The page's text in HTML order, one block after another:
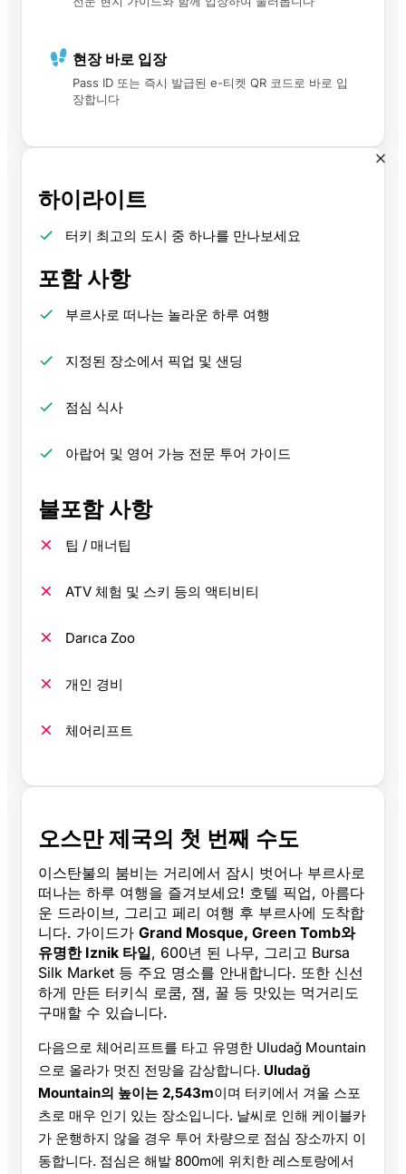
현장 바로 입장
Pass ID 또는 즉시 발급된 e-티켓 QR 코드로 바로 입
장합니다
하이라이트
터키 최고의 도시 중 하나를 만나보세요
포함 사항
부르사로 떠나는 놀라운 하루 여행
지정된 장소에서 픽업 및 샌딩
점심 식사
아랍어 및 영어 가능 전문 투어 가이드
불포함 사항
팁 / 매너팁
ATV 체험 및 스키 등의 액티비티
Darıca Zoo
개인 경비
체어리프트
오스만 제국의 첫 번째 수도
이스탄불의 붐비는 거리에서 잠시 벗어나 부르사로
떠나는 하루 여행을 즐겨보세요! 호텔 픽업, 아름다
운 드라이브, 그리고 페리 여행 후 부르사에 도착합
니다. 가이드가 Grand Mosque, Green Tomb와
유명한 Iznik 타일, 600년 된 나무, 그리고 Bursa
Silk Market 등 주요 명소를 안내합니다. 또한 신선
하게 만든 터키식 로쿰, 잼, 꿀 등 맛있는 먹거리도
구매할 수 있습니다.
다음으로 체어리프트를 타고 유명한 Uludağ Mountain
으로 올라가 멋진 전망을 감상합니다. Uludağ
Mountain의 높이는 2,543m이며 터키에서 겨울 스포
츠로 매우 인기 있는 장소입니다. 날씨로 인해 케이블카
가 운행하지 않을 경우 투어 차량으로 점심 장소까지 이
동합니다. 점심은 해발 800m에 위치한 레스토랑에서